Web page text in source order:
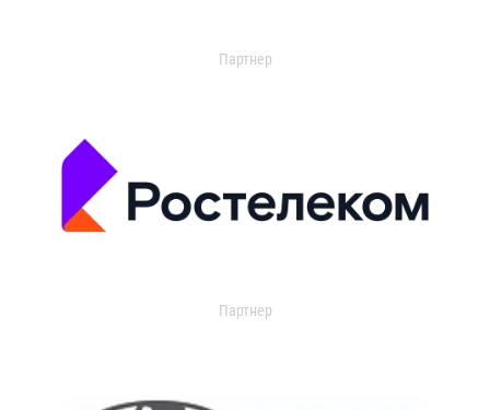
Партнер
Партнер